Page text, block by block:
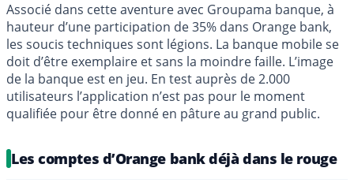
Associé dans cette aventure avec Groupama banque, à
hauteur d’une participation de 35% dans Orange bank,
les soucis techniques sont légions. La banque mobile se
doit d’être exemplaire et sans la moindre faille. L’image
de la banque est en jeu. En test auprès de 2.000
utilisateurs l’application n’est pas pour le moment
qualifiée pour être donné en pâture au grand public.
Les comptes d’Orange bank déjà dans le rouge